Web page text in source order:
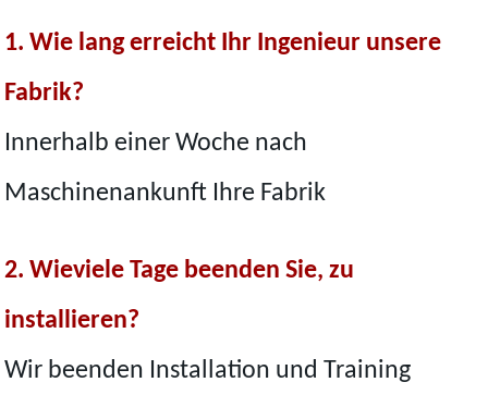
1. Wie lang erreicht Ihr Ingenieur unsere
Fabrik?
Innerhalb einer Woche nach
Maschinenankunft Ihre Fabrik
2. Wieviele Tage beenden Sie, zu
installieren?
Wir beenden Installation und Training